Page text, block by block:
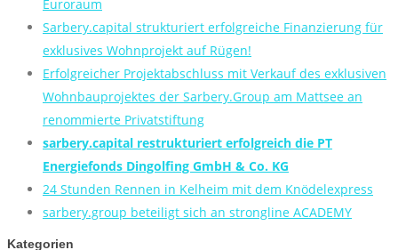
Euroraum
Sarbery.capital strukturiert erfolgreiche Finanzierung für
exklusives Wohnprojekt auf Rügen!
Erfolgreicher Projektabschluss mit Verkauf des exklusiven
Wohnbauprojektes der Sarbery.Group am Mattsee an
renommierte Privatstiftung
sarbery.capital restrukturiert erfolgreich die PT
Energiefonds Dingolfing GmbH & Co. KG
24 Stunden Rennen in Kelheim mit dem Knödelexpress
sarbery.group beteiligt sich an strongline ACADEMY
Kategorien